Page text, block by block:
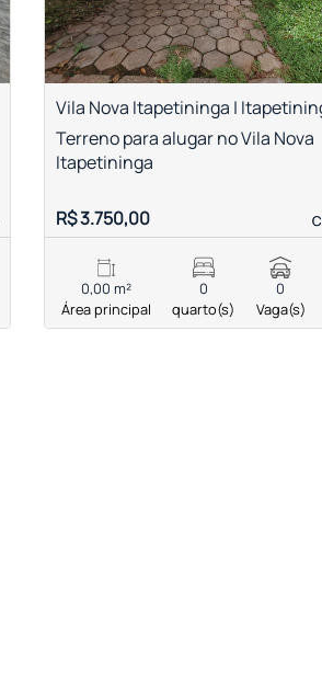
Vila Nova Itapetininga |
Terreno para alugar no Vila Nova
Itapetininga
R$ 3.750,00
0,00 m²
Área principal
0
quarto(s)
0
Vaga(s)